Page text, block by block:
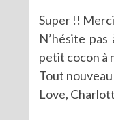
Super !!
N’hésite
petit cocon à
Tout
Love,